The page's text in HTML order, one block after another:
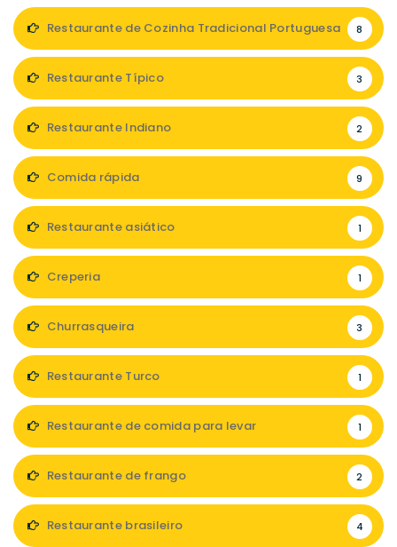
Restaurante de Cozinha Tradicional Portuguesa 8
Restaurante Típico 3
Restaurante Indiano 2
Comida rápida 9
Restaurante asiático 1
Creperia 1
Churrasqueira 3
Restaurante Turco 1
Restaurante de comida para levar 1
Restaurante de frango 2
Restaurante brasileiro 4